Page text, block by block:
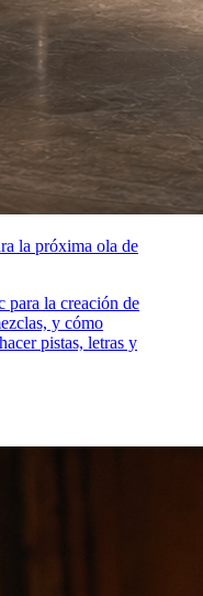
la próxima ola de
la creación de
y cómo
pistas, letras y